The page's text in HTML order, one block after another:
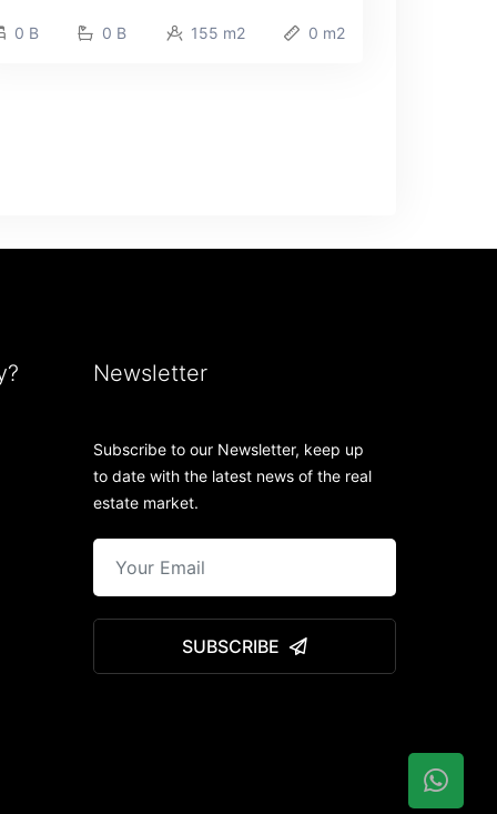
0 B 0 B 155 m2 0 m2
Newsletter
Subscribe to our Newsletter, keep up
to date with the latest news of the real
estate market.
SUBSCRIBE